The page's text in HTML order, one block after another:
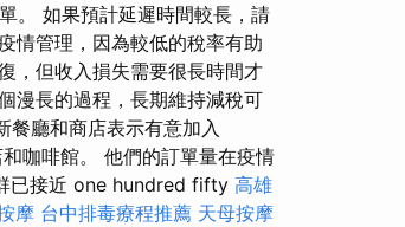
。 如果預計延遲時間較長，請
情管理，因為較低的稅率有助
，但收入損失需要很長時間才
漫長的過程，長期維持減稅可
廳和商店表示有意加入
咖啡館。 他們的訂單量在疫情
已接近 one hundred fifty 高雄
摩 台中排毒療程推薦 天母按摩